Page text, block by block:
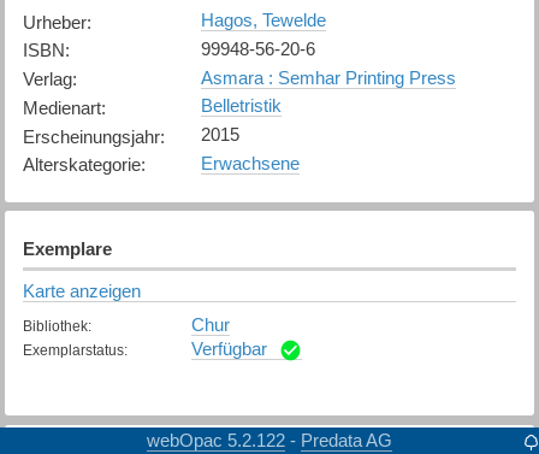
Urheber:
Hagos, Tewelde
ISBN:
99948-56-20-6
Verlag:
Asmara : Semhar Printing Press
Medienart:
Belletristik
Erscheinungsjahr:
2015
Alterskategorie: Erwachsene
Exemplare
Karte anzeigen
Bibliothek: Chur
Exemplarstatus: Verfügbar
webOpac 5.2.122 - Predata AG